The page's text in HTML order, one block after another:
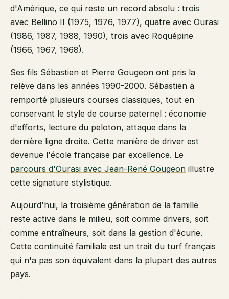
d'Amérique, ce qui reste un record absolu : trois
avec Bellino II (1975, 1976, 1977), quatre avec Ourasi
(1986, 1987, 1988, 1990), trois avec Roquépine
(1966, 1967, 1968).
Ses fils Sébastien et Pierre Gougeon ont pris la
relève dans les années 1990-2000. Sébastien a
remporté plusieurs courses classiques, tout en
conservant le style de course paternel : économie
d'efforts, lecture du peloton, attaque dans la
dernière ligne droite. Cette manière de driver est
devenue l'école française par excellence. Le
parcours d'Ourasi avec Jean-René Gougeon illustre
cette signature stylistique.
Aujourd'hui, la troisième génération de la famille
reste active dans le milieu, soit comme drivers, soit
comme entraîneurs, soit dans la gestion d'écurie.
Cette continuité familiale est un trait du turf français
qui n'a pas son équivalent dans la plupart des autres
pays.